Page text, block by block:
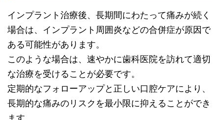
インプラント治療後、長期間にわたって痛みが続く
場合は、インプラント周囲炎などの合併症が原因で
ある可能性があります。
このような場合は、速やかに歯科医院を訪れて適切
な治療を受けることが必要です。
定期的なフォローアップと正しい口腔ケアにより、
長期的な痛みのリスクを最小限に抑えることができ
ます。